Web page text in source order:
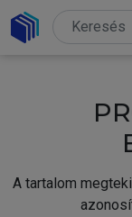
A tartalom